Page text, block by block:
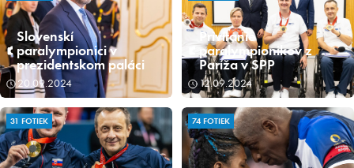
Slovenskí
paralympionici v
prezidentskom paláci
20.09.2024
Privítanie
paralympionikov z
Paríža v SPP
12.09.2024
31 FOTIEK 74 FOTIEK